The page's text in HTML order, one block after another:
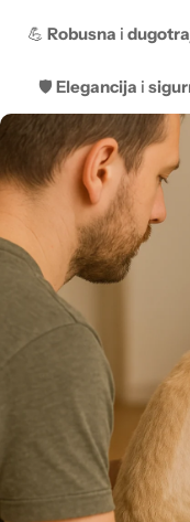
💪 Robusna i
🛡️ Elegancija i